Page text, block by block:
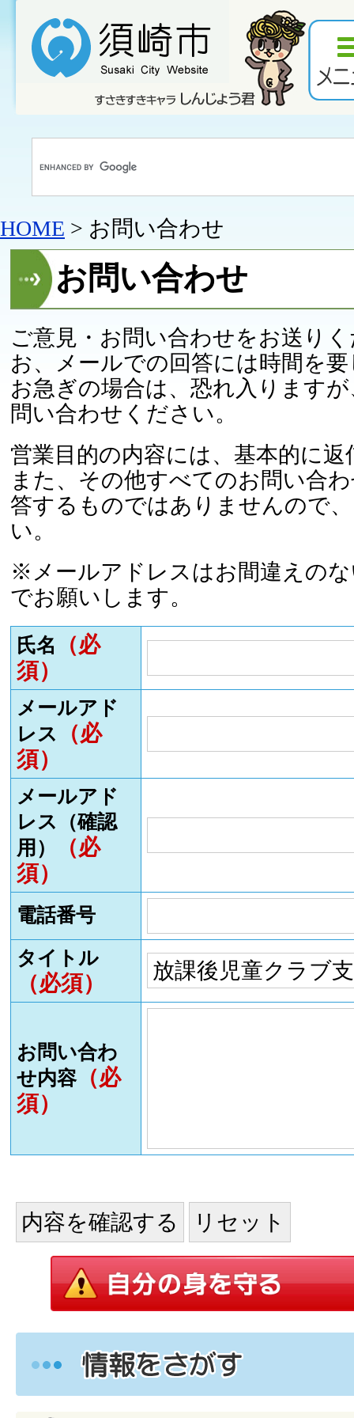
HOME > お問い合わせ
お問い合わせ
ご意見・お問い合わせをお送り
お、メールでの回答には時間を
お急ぎの場合は、恐れ入ります
問い合わせください。
営業目的の内容には、基本的に
また、その他すべてのお問い合
答するものではありませんので
い。
※メールアドレスはお間違えの
でお願いします。
氏名
（必
須）
メールアド
レス
（必
須）
メールアド
レス（確認
用）
（必
須）
電話番号
タイトル
（必須）
お問い合わ
せ内容（必
須）